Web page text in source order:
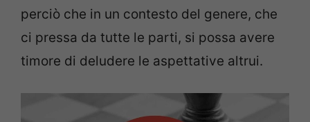
perciò che in un contesto del genere, che
ci pressa da tutte le parti, si possa avere
timore di deludere le aspettative altrui.